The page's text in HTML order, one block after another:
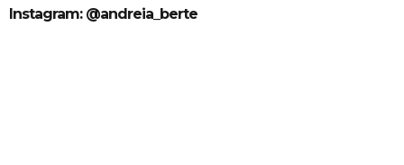
Instagram: @andreia_berte